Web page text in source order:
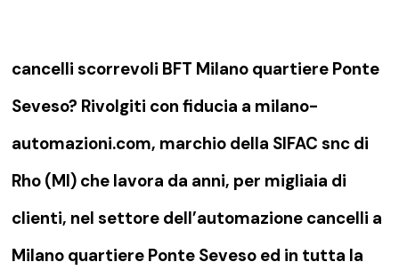
cancelli scorrevoli BFT Milano quartiere Ponte
Seveso? Rivolgiti con fiducia a milano-
automazioni.com, marchio della SIFAC snc di
Rho (MI) che lavora da anni, per migliaia di
clienti, nel settore dell’automazione cancelli a
Milano quartiere Ponte Seveso ed in tutta la